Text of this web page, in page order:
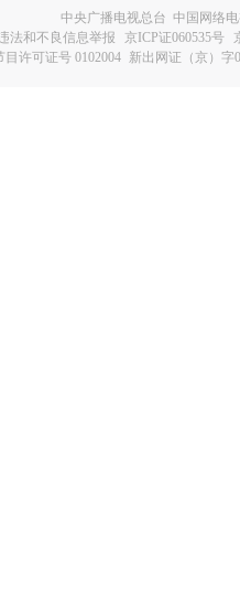
中央广播电视总台 中国网络
法和不良信息举报
京ICP证060535号
许可证号 0102004 新出网证（京）